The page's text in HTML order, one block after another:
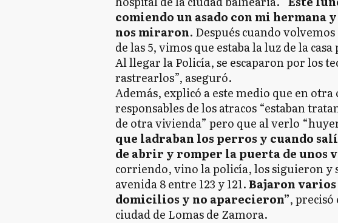
comiendo un asado con mi hermana
nos miraron. Después cuando
de las 5, vimos que estaba la luz de la
Al llegar la Policía, se escaparon por los
rastrearlos”, aseguró.
Además, explicó a este medio que en
responsables de los atracos “estaban
de otra vivienda” pero que al verlo
que ladraban los perros y cuando
de abrir y romper la puerta de unos
corriendo, vino la policía, los siguieron y
avenida 8 entre 123 y 121.Bajaron
domicilios y no aparecieron”,
ciudad de Lomas de Zamora.